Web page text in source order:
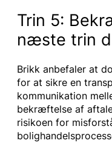
Trin 5:
næste trin
Brikk anbefaler at
for at sikre en
kommunikation
bekræftelse af
risikoen for